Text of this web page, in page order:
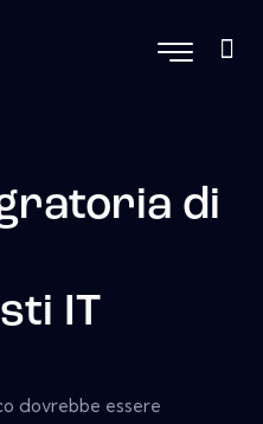
di
IT
dovrebbe essere